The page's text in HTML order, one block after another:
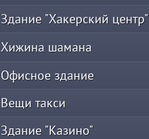
Здание "Хакерский центр"
Хижина шамана
Офисное здание
Вещи такси
Здание "Казино"